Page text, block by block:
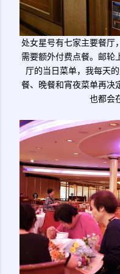
处女星号有七家主要餐厅
需要额外付费点餐。邮轮
厅的当日菜单，我每天
餐、晚餐和宵夜菜单再决
也都会